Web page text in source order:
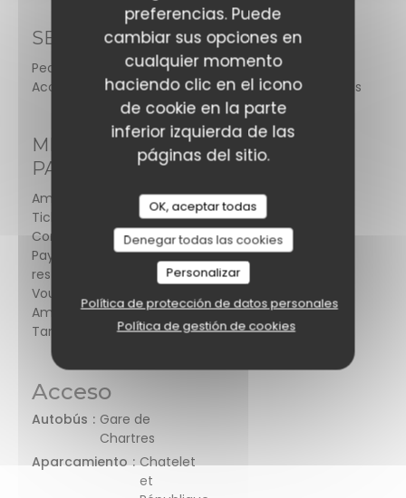
preferencias. Puede
cambiar sus opciones en
cualquier momento
haciendo clic en el icono
de cookie en la parte
inferior izquierda de las
páginas del sitio.
OK, aceptar todas
Denegar todas las cookies
Personalizar
Política de protección de datos personales
Política de gestión de cookies
SERVICIOS
Pedido para Llevar, Habitación con Aire
Acondicionado, Aseo con acceso para minusválidos
MÉTODOS DE
PAGO
Amex, Pago móvil,
Ticket Restaurant,
Contactless
Payment, Tickets
restaurante, Efectivo,
Vouchers de Viaje,
American Express,
Tarjeta de Crédito
Acceso
Autobús
Gare de
Chartres
Aparcamiento
Chatelet
et